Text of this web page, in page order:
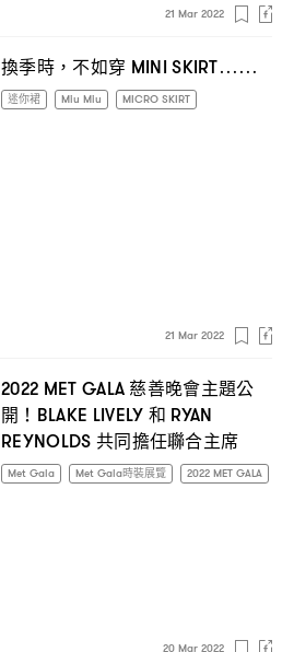
21 Mar 2022
換季時， 不如穿 MINI SKIRT⋯⋯
迷你裙 Miu Miu MICRO SKIRT
21 Mar 2022
2022 MET GALA 慈善晚會主題公
開 ！BLAKE LIVELY 和 RYAN
REYNOLDS 共同擔任聯合主席
Met Gala Met Gala時裝展覽 2022 MET GALA
20 Mar 2022